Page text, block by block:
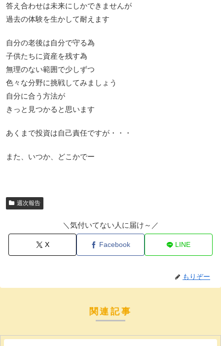
答え合わせは未来にしかできませんが
過去の体験を生かして耐えます
自分の老後は自分で守る為
子供たちに資産を残す為
無理のない範囲で少しずつ
色々な分野に挑戦してみましょう
自分に合う方法が
きっと見つかると思います
あくまで投資は自己責任ですが・・・
また、いつか、どこかでー
週次報告
＼気付いてない人に届け～／
X Facebook LINE
もりぞー
関連記事